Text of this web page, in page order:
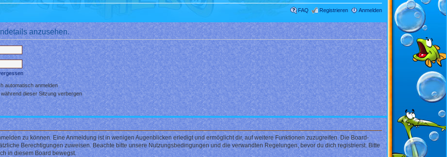
FAQ Registrieren Anmelden
anzusehen.
automatisch anmelden
dieser Sitzung verbergen
zu können. Eine Anmeldung ist in wenigen Augenblicken erledigt und ermöglicht dir, auf weitere Funktionen zuzugreifen. Die Board-
Berechtigungen zuweisen. Beachte bitte unsere Nutzungsbedingungen und die verwandten Regelungen, bevor du dich registrierst. Bitte
in diesem Board bewegst.